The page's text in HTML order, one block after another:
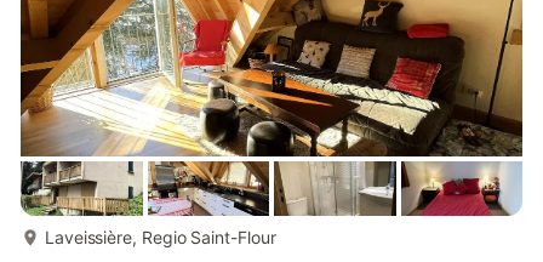
Laveissière, Regio Saint-Flour